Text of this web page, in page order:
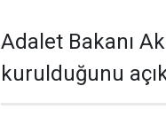
Adalet Bakanı
kurulduğunu